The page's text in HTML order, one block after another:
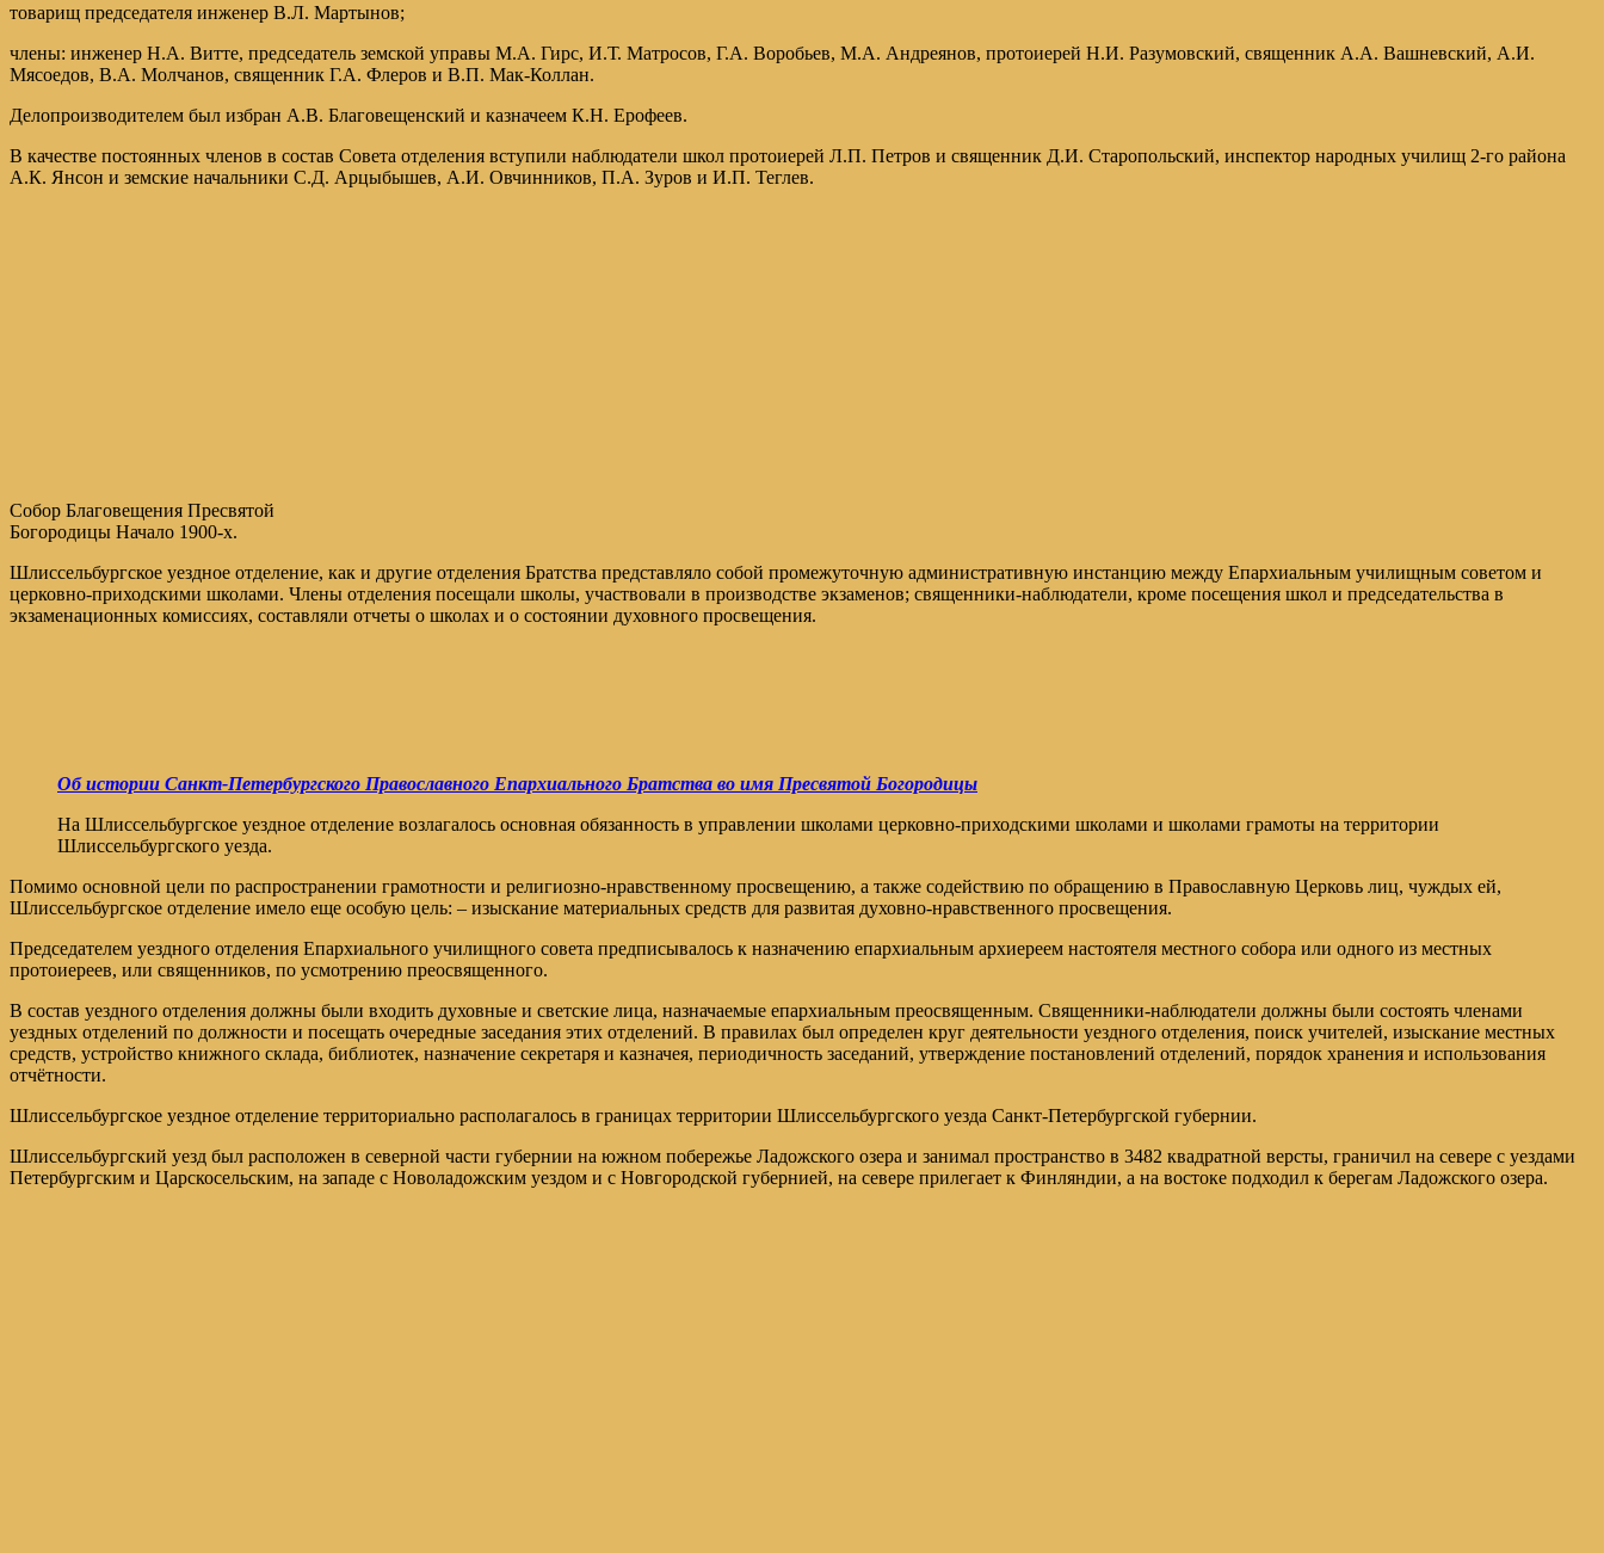
товарищ председателя инженер В.Л. Мартынов;
члены: инженер Н.А. Витте, председатель земской управы М.А. Гирс, И.Т. Матросов, Г.А. Воробьев, М.А. Андреянов, протоиерей Н.И. Разумовский, священник А.А. Вашневский, А.И.
Мясоедов, В.А. Молчанов, священник Г.А. Флеров и В.П. Мак-Коллан.
Делопроизводителем был избран А.В. Благовещенский и казначеем К.Н. Ерофеев.
В качестве постоянных членов в состав Совета отделения вступили наблюдатели школ протоиерей Л.П. Петров и священник Д.И. Старопольский, инспектор народных училищ 2-го района
А.К. Янсон и земские начальники С.Д. Арцыбышев, А.И. Овчинников, П.А. Зуров и И.П. Теглев.
Собор Благовещения Пресвятой
Богородицы Начало 1900-х.
Шлиссельбургское уездное отделение, как и другие отделения Братства представляло собой промежуточную административную инстанцию между Епархиальным училищным советом и
церковно-приходскими школами. Члены отделения посещали школы, участвовали в производстве экзаменов; священники-наблюдатели, кроме посещения школ и председательства в
экзаменационных комиссиях, составляли отчеты о школах и о состоянии духовного просвещения.
Об истории Санкт-Петербургского Православного Епархиального Братства во имя Пресвятой Богородицы
На Шлиссельбургское уездное отделение возлагалось основная обязанность в управлении школами церковно-приходскими школами и школами грамоты на территории
Шлиссельбургского уезда.
Помимо основной цели по распространении грамотности и религиозно-нравственному просвещению, а также содействию по обращению в Православную Церковь лиц, чуждых ей,
Шлиссельбургское отделение имело еще особую цель: – изыскание материальных средств для развитая духовно-нравственного просвещения.
Председателем уездного отделения Епархиального училищного совета предписывалось к назначению епархиальным архиереем настоятеля местного собора или одного из местных
протоиереев, или священников, по усмотрению преосвященного.
В состав уездного отделения должны были входить духовные и светские лица, назначаемые епархиальным преосвященным. Священники-наблюдатели должны были состоять членами
уездных отделений по должности и посещать очередные заседания этих отделений. В правилах был определен круг деятельности уездного отделения, поиск учителей, изыскание местных
средств, устройство книжного склада, библиотек, назначение секретаря и казначея, периодичность заседаний, утверждение постановлений отделений, порядок хранения и использования
отчётности.
Шлиссельбургское уездное отделение территориально располагалось в границах территории Шлиссельбургского уезда Санкт-Петербургской губернии.
Шлиссельбургский уезд был расположен в северной части губернии на южном побережье Ладожского озера и занимал пространство в 3482 квадратной версты, граничил на севере с уездами
Петербургским и Царскосельским, на западе с Новоладожским уездом и с Новгородской губернией, на севере прилегает к Финляндии, а на востоке подходил к берегам Ладожского озера.